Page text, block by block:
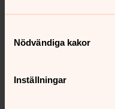
Nödvändiga kakor
Inställningar